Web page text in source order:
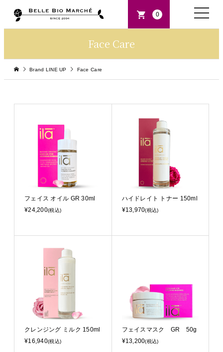
0
toggle
Face Care
Brand LINE UP Face Care
フェイス オイル GR 30ml
¥24,200(税込)
ハイドレイト トナー 150ml
¥13,970(税込)
クレンジング ミルク 150ml
¥16,940(税込)
フェイスマスク GR 50g
¥13,200(税込)